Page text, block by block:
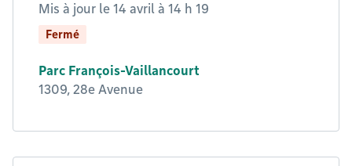
Mis à jour le 14 avril à 14 h 19
Fermé
Parc François-Vaillancourt
1309, 28e Avenue